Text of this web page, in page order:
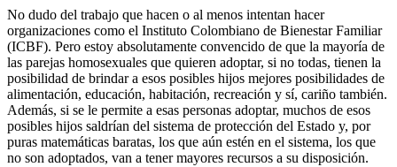
No dudo del trabajo que hacen o al menos intentan hacer
organizaciones como el Instituto Colombiano de Bienestar Familiar
(ICBF). Pero estoy absolutamente convencido de que la mayoría de
las parejas homosexuales que quieren adoptar, si no todas, tienen la
posibilidad de brindar a esos posibles hijos mejores posibilidades de
alimentación, educación, habitación, recreación y sí, cariño también.
Además, si se le permite a esas personas adoptar, muchos de esos
posibles hijos saldrían del sistema de protección del Estado y, por
puras matemáticas baratas, los que aún estén en el sistema, los que
no son adoptados, van a tener mayores recursos a su disposición.